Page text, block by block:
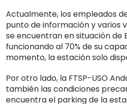
Actualmente, los empleados
punto de información y varios
se encuentran en situación de
funcionando al 70% de su
momento, la estación solo
Por otro lado, la FTSP-USO
también las condiciones
encuentra el parking de la